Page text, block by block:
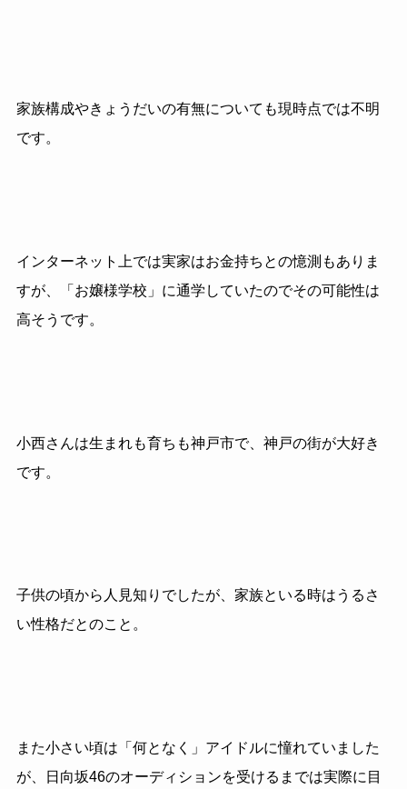
家族構成やきょうだいの有無についても現時点では不明
です。
インターネット上では実家はお金持ちとの憶測もありま
すが、「お嬢様学校」に通学していたのでその可能性は
高そうです。
小西さんは生まれも育ちも神戸市で、神戸の街が大好き
です。
子供の頃から人見知りでしたが、家族といる時はうるさ
い性格だとのこと。
また小さい頃は「何となく」アイドルに憧れていました
が、日向坂46のオーディションを受けるまでは実際に目